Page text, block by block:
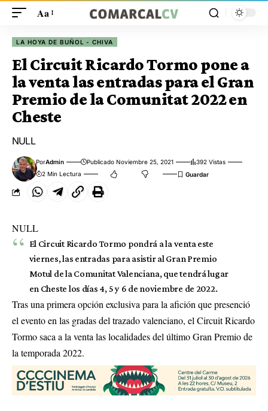
Aa
LA HOYA DE BUÑOL - CHIVA
El Circuit Ricardo Tormo pone a
la venta las entradas para el Gran
Premio de la Comunitat 2022 en
Cheste
NULL
PorAdmin Publicado Noviembre 25, 2021
392 Vistas
2 Min Lectura
NULL
El Circuit Ricardo Tormo pondrá a la venta este
viernes, las entradas para asistir al Gran Premio
Motul de la Comunitat Valenciana, que tendrá lugar
en Cheste los días 4, 5 y 6 de noviembre de 2022.
Tras una primera opción exclusiva para la afición que presenció
el evento en las gradas del trazado valenciano, el Circuit Ricardo
Tormo saca a la venta las localidades del último Gran Premio de
la temporada 2022.